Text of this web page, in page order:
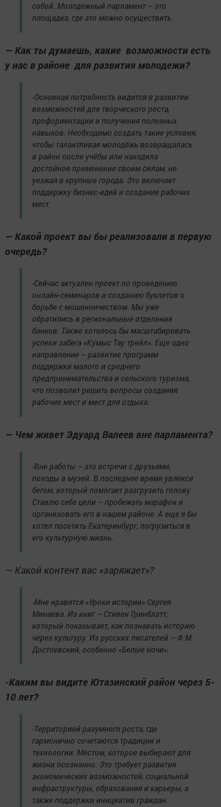
собой. Молодежный парламент – это
площадка, где это можно осуществить.
— Как ты думаешь, какие возможности есть
у нас в районе для развития молодежи?
-Основная потребность видится в развитии
возможностей для творческого роста,
профориентации и получения полезных
навыков. Необходимо создать такие условия,
чтобы талантливая молодёжь возвращалась
в район после учёбы или находила
достойное применение своим силам, не
уезжая в крупные города. Это включает
поддержку бизнес-идей и создание рабочих
мест.
— Какой проект вы бы реализовали в первую
очередь?
-Сейчас актуален проект по проведению
онлайн-семинаров и созданию буклетов о
борьбе с мошенничеством. Мы уже
обратились в региональные отделения
банков. Также хотелось бы масштабировать
успехи забега «Кумыс Тау трейл». Еще одно
направление – развитие программ
поддержки малого и среднего
предпринимательства и сельского туризма,
что позволит решить вопросы создания
рабочих мест и мест для отдыха.
— Чем живет Эдуард Валеев вне парламента?
-Вне работы – это встречи с друзьями,
походы в музей. В последнее время увлекся
бегом, который помогает разгрузить голову.
Ставлю себе цели – пробежать марафон и
организовать его в нашем районе. А еще я бы
хотел посетить Екатеринбург, погрузиться в
его культурную жизнь.
— Какой контент вас «заряжает»?
-Мне нравятся «Уроки истории» Сергея
Минаева. Из книг – Стивен Гринблатт,
который показывает, как познавать историю
через культуру. Из русских писателей – Ф.М.
Достоевский, особенно «Белые ночи».
-Каким вы видите Ютазинский район через 5-
10 лет?
-Территорией разумного роста, где
гармонично сочетаются традиции и
технологии. Местом, которое выбирают для
жизни осознанно. Это требует развития
экономических возможностей, социальной
инфраструктуры, образования и карьеры, а
также поддержки инициатив граждан.